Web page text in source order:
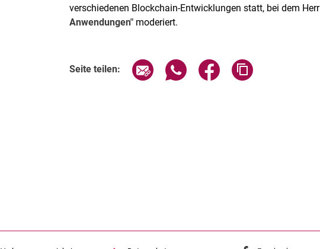
verschiedenen Blockchain-Entwicklungen statt, bei dem Herr
Anwendungen" moderiert.
Seite teilen: Seite über E-Mail teilen
Seite über WhatsApp teilen
Seite über Facebook